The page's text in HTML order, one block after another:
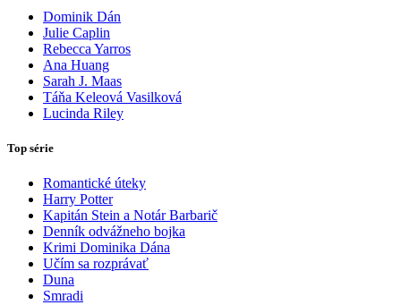
Dominik Dán
Julie Caplin
Rebecca Yarros
Ana Huang
Sarah J. Maas
Táňa Keleová Vasilková
Lucinda Riley
Top série
Romantické úteky
Harry Potter
Kapitán Stein a Notár Barbarič
Denník odvážneho bojka
Krimi Dominika Dána
Učím sa rozprávať
Duna
Smradi